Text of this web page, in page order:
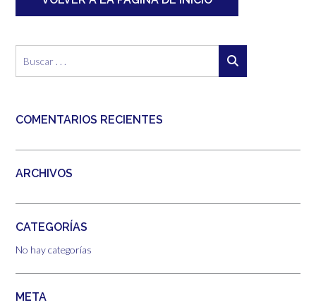
COMENTARIOS RECIENTES
ARCHIVOS
CATEGORÍAS
No hay categorías
META